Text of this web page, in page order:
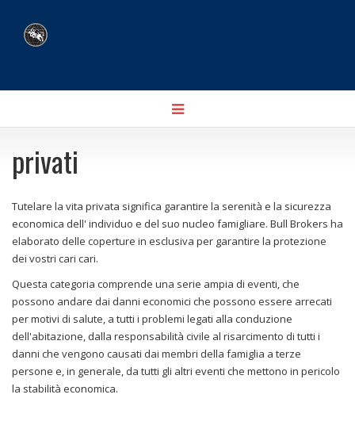
Toggle
navigation
privati
Tutelare la vita privata significa garantire la serenità e la sicurezza
economica dell' individuo e del suo nucleo famigliare. Bull Brokers ha
elaborato delle coperture in esclusiva per garantire la protezione
dei vostri cari cari.
Questa categoria comprende una serie ampia di eventi, che
possono andare dai danni economici che possono essere arrecati
per motivi di salute, a tutti i problemi legati alla conduzione
dell'abitazione, dalla responsabilità civile al risarcimento di tutti i
danni che vengono causati dai membri della famiglia a terze
persone e, in generale, da tutti gli altri eventi che mettono in pericolo
la stabilità economica.